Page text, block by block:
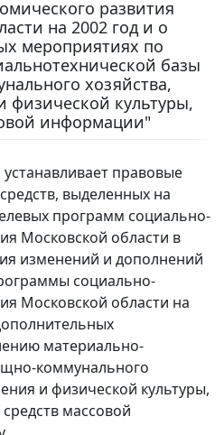
развития
на 2002 год и о
мероприятиях по
базы
хозяйства,
физической культуры,
информации"
правовые
выделенных на
программ социально-
Московской области в
изменений и дополнений
социально-
Московской области на
материально-
коммунального
и физической культуры,
массовой